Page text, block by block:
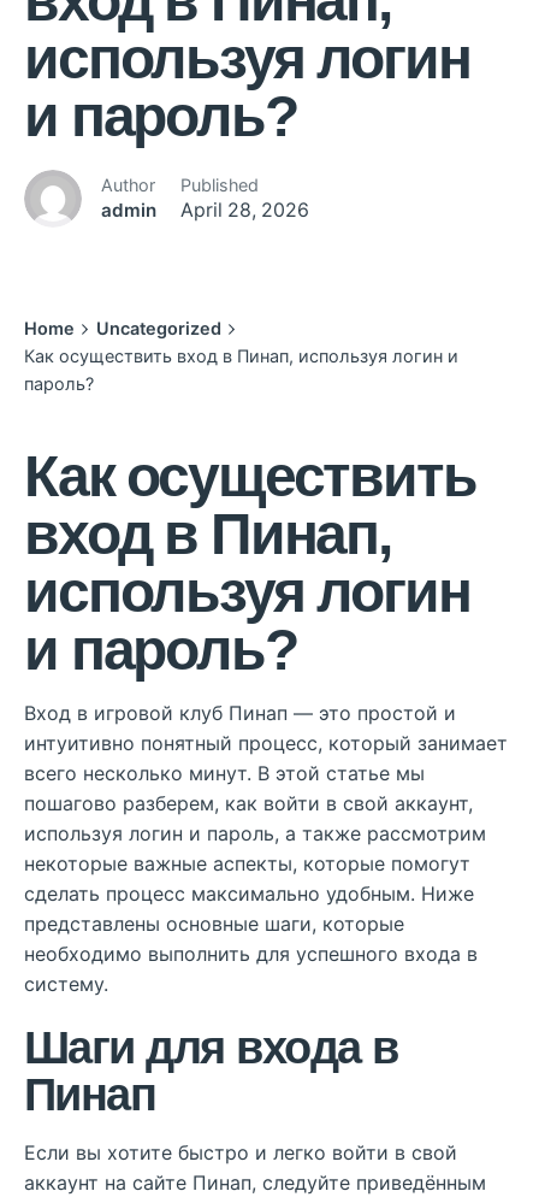
используя логин
и пароль?
Author
admin
Published
April 28, 2026
Home
Uncategorized
Как осуществить вход в Пинап, используя логин и
пароль?
Как осуществить
вход в Пинап,
используя логин
и пароль?
Вход в игровой клуб Пинап — это простой и
интуитивно понятный процесс, который занимает
всего несколько минут. В этой статье мы
пошагово разберем, как войти в свой аккаунт,
используя логин и пароль, а также рассмотрим
некоторые важные аспекты, которые помогут
сделать процесс максимально удобным. Ниже
представлены основные шаги, которые
необходимо выполнить для успешного входа в
систему.
Шаги для входа в
Пинап
Если вы хотите быстро и легко войти в свой
аккаунт на сайте Пинап, следуйте приведённым